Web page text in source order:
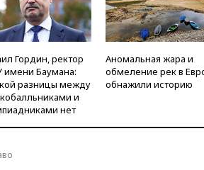
Гордин, ректор
имени Баумана:
разницы между
и
нет
Аномальная жара и
обмеление рек в
обнажили историю